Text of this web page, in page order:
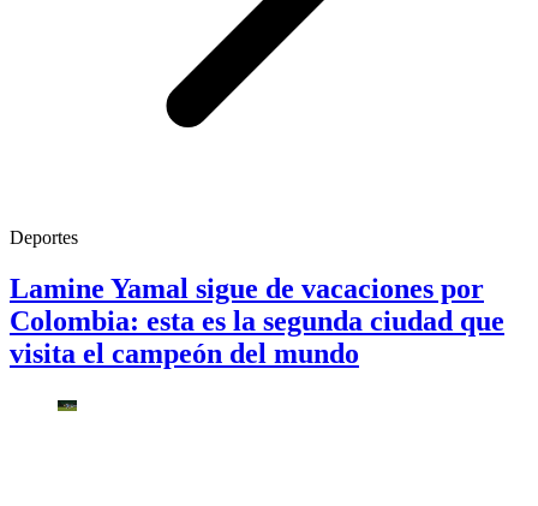
Deportes
Lamine Yamal sigue de vacaciones por
Colombia: esta es la segunda ciudad que
visita el campeón del mundo